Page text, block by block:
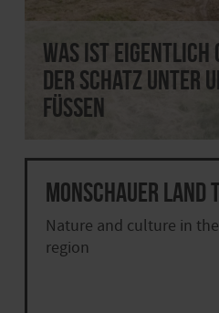
Was ist eigentlich
der Schatz unter
Füßen
Monschauer Land
Nature and culture in
region